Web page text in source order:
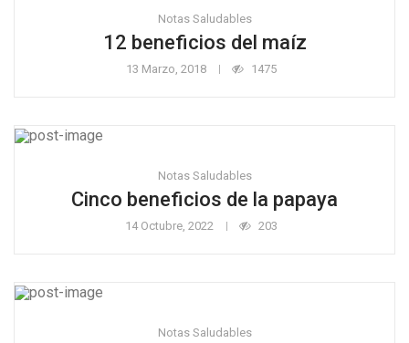
Notas Saludables
12 beneficios del maíz
13 Marzo, 2018 1475
Notas Saludables
Cinco beneficios de la papaya
14 Octubre, 2022 203
Notas Saludables